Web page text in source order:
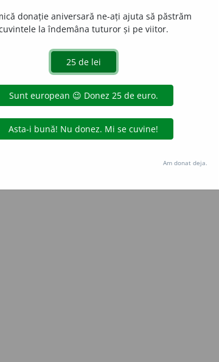
arababură 3
i n e].
acțiuni
© 2004-2026 dexonline (https://dexonline.ro)
acest site, inclusiv prin orice metode de extragere automată
scris, cu excepția seturilor de date oferite oficial spre utilizare
donație aniversară ne-ați ajuta să păstrăm
la îndemâna tuturor și pe viitor.
Am donat deja.